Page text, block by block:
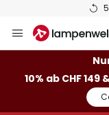
Inhalt
10% ab CHF 149